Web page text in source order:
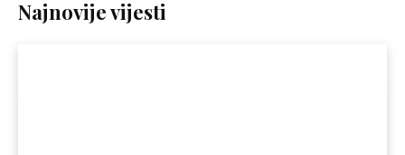
Najnovije vijesti